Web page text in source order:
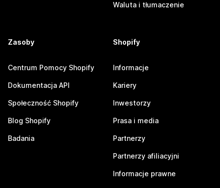
Waluta i tłumaczenie
Zasoby
Centrum Pomocy Shopify
Dokumentacja API
Społeczność Shopify
Blog Shopify
Badania
Shopify
Informacje
Kariery
Inwestorzy
Prasa i media
Partnerzy
Partnerzy afiliacyjni
Informacje prawne